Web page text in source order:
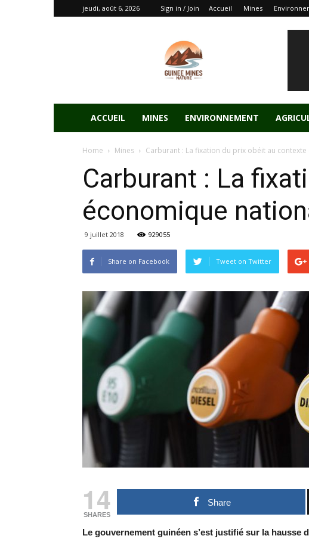
jeudi, août 6, 2026 Sign in / Join Accueil Mines
ACCUEIL MINES ENVIRONNEMENT
Home Mines Carburant : La fixation du prix obéit au
Carburant : La
économique
9 juillet 2018 929055
Share on Facebook Tweet on Twitter
14
SHARES
Share
Le gouvernement guinéen s’est justifié sur la